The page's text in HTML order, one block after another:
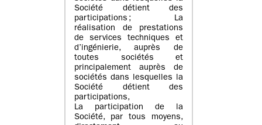
Société détient des
participations ; La
réalisation de prestations
de services techniques et
d’ingénierie, auprès de
toutes sociétés et
principalement auprès de
sociétés dans lesquelles la
Société détient des
participations,
La participation de la
Société, par tous moyens,